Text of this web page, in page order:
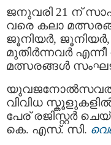
ജനുവരി 21 ന്
വരെ കലാ
ജൂനിയർ,
മുതിർന്നവർ എന്നീ
മത്സരങ്ങൾ
വിവിധ സ്കൂളുകളില്‍
പേര് രജിസ്റ്റര്‍
കെ. എസ്. സി.